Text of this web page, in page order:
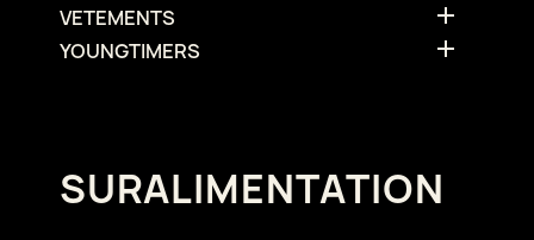
VETEMENTS

YOUNGTIMERS 
SURALIMENTATION